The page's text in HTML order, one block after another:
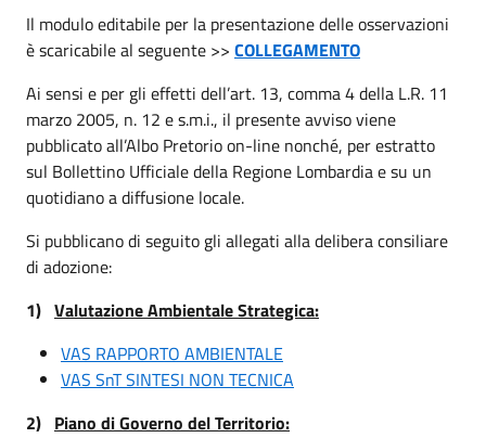
Il modulo editabile per la presentazione delle osservazioni
è scaricabile al seguente >> COLLEGAMENTO
Ai sensi e per gli effetti dell’art. 13, comma 4 della L.R. 11
marzo 2005, n. 12 e s.m.i., il presente avviso viene
pubblicato all’Albo Pretorio on-line nonché, per estratto
sul Bollettino Ufficiale della Regione Lombardia e su un
quotidiano a diffusione locale.
Si pubblicano di seguito gli allegati alla delibera consiliare
di adozione:
1) Valutazione Ambientale Strategica:
VAS RAPPORTO AMBIENTALE
VAS SnT SINTESI NON TECNICA
2) Piano di Governo del Territorio: